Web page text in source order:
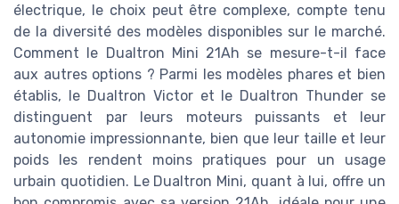
électrique, le choix peut être complexe, compte tenu
de la diversité des modèles disponibles sur le marché.
Comment le Dualtron Mini 21Ah se mesure-t-il face
aux autres options ? Parmi les modèles phares et bien
établis, le Dualtron Victor et le Dualtron Thunder se
distinguent par leurs moteurs puissants et leur
autonomie impressionnante, bien que leur taille et leur
poids les rendent moins pratiques pour un usage
urbain quotidien. Le Dualtron Mini, quant à lui, offre un